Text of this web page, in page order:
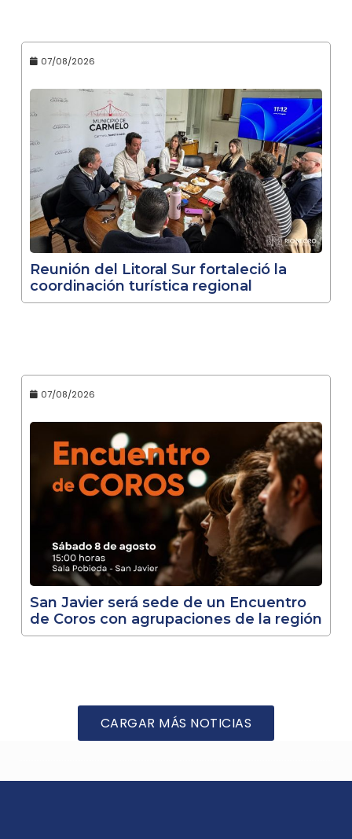
07/08/2026
Reunión del Litoral Sur fortaleció la
coordinación turística regional
07/08/2026
San Javier será sede de un Encuentro
de Coros con agrupaciones de la región
CARGAR MÁS NOTICIAS